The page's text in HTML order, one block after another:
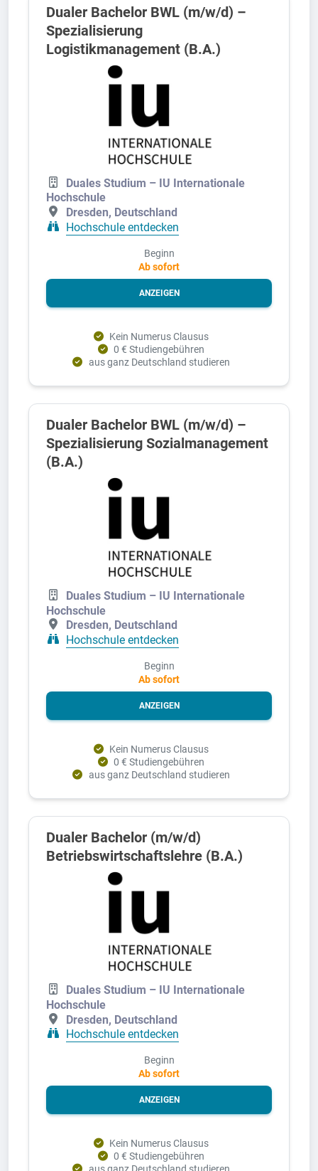
Dualer Bachelor BWL (m/w/d) –
Spezialisierung
Logistikmanagement (B.A.)
Duales Studium – IU Internationale
Hochschule
Dresden, Deutschland
Hochschule entdecken
Beginn
Ab sofort
ANZEIGEN
Kein Numerus Clausus
0 € Studiengebühren
aus ganz Deutschland studieren
Dualer Bachelor BWL (m/w/d) –
Spezialisierung Sozialmanagement
(B.A.)
Duales Studium – IU Internationale
Hochschule
Dresden, Deutschland
Hochschule entdecken
Beginn
Ab sofort
ANZEIGEN
Kein Numerus Clausus
0 € Studiengebühren
aus ganz Deutschland studieren
Dualer Bachelor (m/w/d)
Betriebswirtschaftslehre (B.A.)
Duales Studium – IU Internationale
Hochschule
Dresden, Deutschland
Hochschule entdecken
Beginn
Ab sofort
ANZEIGEN
Kein Numerus Clausus
0 € Studiengebühren